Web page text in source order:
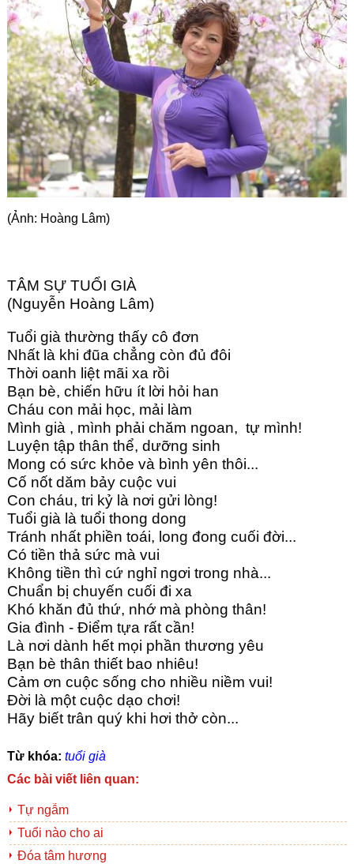
Góc chia sẻ
Liên hệ
Tìm kiếm
(Ảnh: Hoàng Lâm)
TÂM SỰ TUỔI GIÀ
(Nguyễn Hoàng Lâm)
Tuổi già thường thấy cô đơn
Nhất là khi đũa chẳng còn đủ đôi
Thời oanh liệt mãi xa rồi
Bạn bè, chiến hữu ít lời hỏi han
Cháu con mải học, mải làm
Mình già , mình phải chăm ngoan, tự mình!
Luyện tập thân thể, dưỡng sinh
Mong có sức khỏe và bình yên thôi...
Cố nốt dăm bảy cuộc vui
Con cháu, tri kỷ là nơi gửi lòng!
Tuổi già là tuổi thong dong
Tránh nhất phiền toái, long đong cuối đời...
Có tiền thả sức mà vui
Không tiền thì cứ nghỉ ngơi trong nhà...
Chuẩn bị chuyến cuối đi xa
Khó khăn đủ thứ, nhớ mà phòng thân!
Gia đình - Điểm tựa rất cần!
Là nơi dành hết mọi phần thương yêu
Bạn bè thân thiết bao nhiêu!
Cảm ơn cuộc sống cho nhiều niềm vui!
Đời là một cuộc dạo chơi!
Hãy biết trân quý khi hơi thở còn...
Từ khóa: tuổi già
Các bài viết liên quan:
Tự ngẫm
Tuổi nào cho ai
Đóa tâm hương